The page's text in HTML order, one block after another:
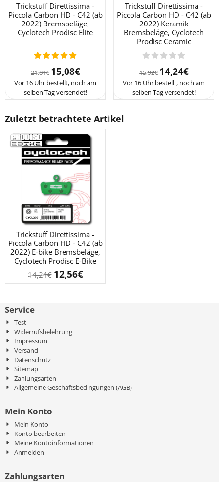
Trickstuff Direttissima -
Piccola Carbon HD - C42 (ab
2022) Bremsbeläge,
Cyclotech Prodisc Elite
Von 21,81 für 15,08
21,81€15,08€
Vor 16 Uhr bestellt, noch am
selben Tag versendet!
Trickstuff Direttissima -
Piccola Carbon HD - C42 (ab
2022) Keramik
Bremsbeläge, Cyclotech
Prodisc Ceramic
Von 15,92 für
15,92€14,24€
Vor 16 Uhr bestellt, noch am
selben Tag versendet!
Zuletzt betrachtete Artikel
Trickstuff Direttissima -
Piccola Carbon HD - C42 (ab
2022) E-bike Bremsbeläge,
Cyclotech Prodisc E-Bike
14,24€ 12,56€
Service
Test
Widerrufsbelehrung
Impressum
Versand
Datenschutz
Sitemap
Zahlungsarten
Allgemeine Geschäftsbedingungen (AGB)
Mein Konto
Mein Konto
Konto bearbeiten
Meine Kontoinformationen
Anmelden
Zahlungsarten